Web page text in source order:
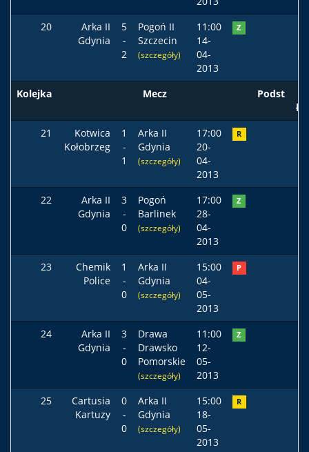
20
Arka II
Gdynia
5
-
2
Pogoń II
Szczecin
(szczegóły)
11:00
14-
04-
2013
Z
Kolejka Mecz Podst
21
Kotwica
Kołobrzeg
1
-
1
Arka II
Gdynia
(szczegóły)
17:00
20-
04-
2013
R
22
Arka II
Gdynia
3
-
0
Pogoń
Barlinek
(szczegóły)
17:00
28-
04-
2013
Z
23
Chemik
Police
1
-
0
Arka II
Gdynia
(szczegóły)
15:00
04-
05-
2013
P
24
Arka II
Gdynia
3
-
0
Drawa
Drawsko
Pomorskie
(szczegóły)
11:00
12-
05-
2013
Z
25
Cartusia
Kartuzy
0
-
0
Arka II
Gdynia
(szczegóły)
15:00
18-
05-
2013
R